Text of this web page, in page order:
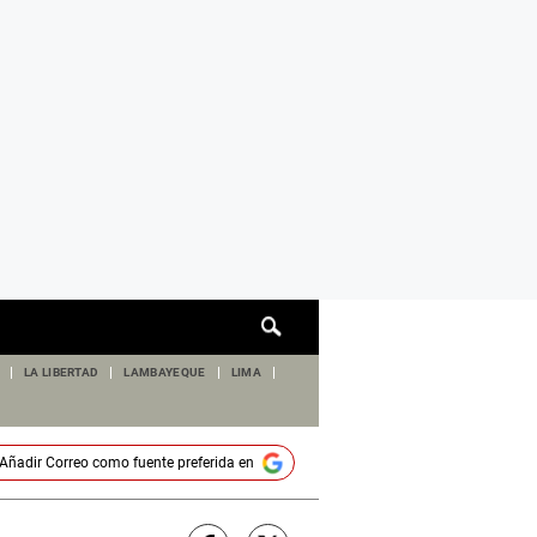
de
LA LIBERTAD LAMBAYEQUE LIMA
Correocomo fuente preferida en